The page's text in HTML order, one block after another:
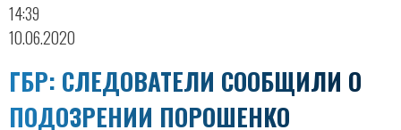
14:39
10.06.2020
ГБР: СЛЕДОВАТЕЛИ СООБЩИЛИ О
ПОДОЗРЕНИИ ПОРОШЕНКО